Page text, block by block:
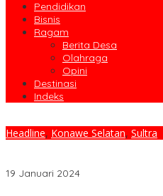
Pendidikan
Bisnis
Ragam
Berita Desa
Olahraga
Opini
Destinasi
Indeks
Headline, Konawe Selatan, Sultra
19 Januari 2024